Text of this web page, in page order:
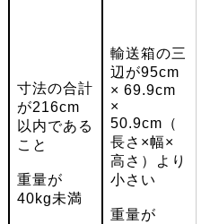
寸法の合計
が216cm
以内である
こと
重量が
40kg未満
輸送箱の三
辺が95cm
× 69.9cm
×
50.9cm（
長さ×幅×
高さ）より
小さい
重量が